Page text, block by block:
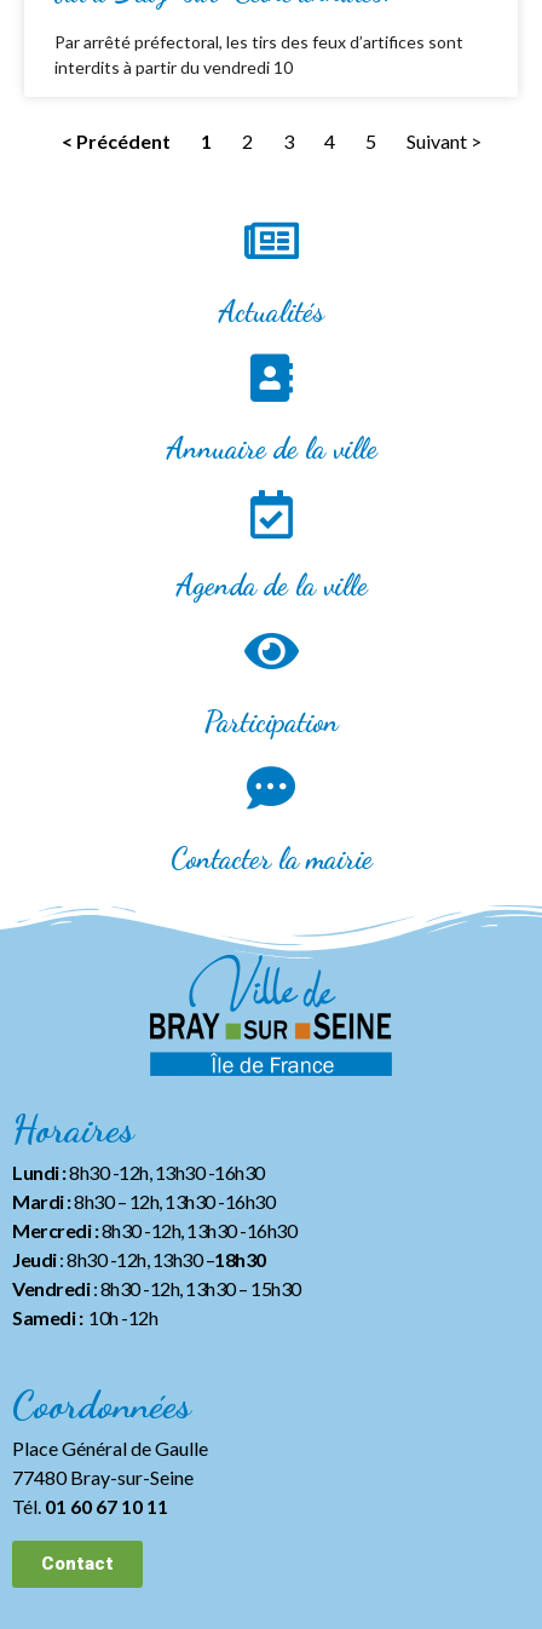
Par arrêté préfectoral, les tirs des feux d’artifices sont
interdits à partir du vendredi 10
< Précédent 1 2 3 4 5 Suivant >
Actualités
Annuaire de la ville
Agenda de la ville
Participation
Contacter la mairie
Horaires
Lundi :8h30 -12h, 13h30 -16h30
Mardi :8h30 – 12h, 13h30 -16h30
Mercredi :8h30 -12h, 13h30 -16h30
Jeudi: 8h30 -12h, 13h30 –18h30
Vendredi: 8h30 -12h, 13h30– 15h30
Samedi :10h -12h
Coordonnées
Place Général de Gaulle
77480 Bray-sur-Seine
Tél. 01 60 67 10 11
Contact